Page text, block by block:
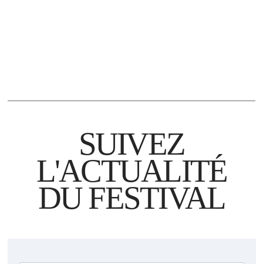
SUIVEZ
L'ACTUALITÉ
DU FESTIVAL